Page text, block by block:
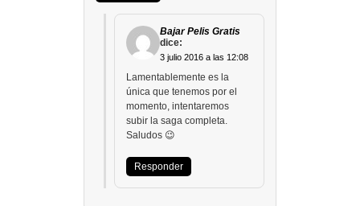
Bajar Pelis Gratis
dice:
3 julio 2016 a las 12:08
Lamentablemente es la
única que tenemos por el
momento, intentaremos
subir la saga completa.
Saludos 😉
Responder